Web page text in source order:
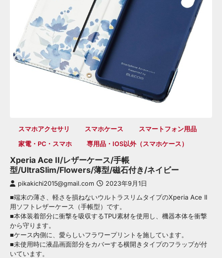
スマホアクセサリ スマホケース
スマートフォン用品
家電・PC・スマホ
専用品・iOS以外（スマホケース）
Xperia Ace II/レザーケース/手帳
型/UltraSlim/Flowers/薄型/磁石付き/ネイビー
pikakichi2015@gmail.com 2023年9月1日
■端末の薄さ、軽さを損ねないウルトラスリムタイプのXperia Ace II
用ソフトレザーケース（手帳型）です。
■本体装着部分に衝撃を吸収するTPU素材を使用し、機器本体を衝撃
から守ります。
■ケース内側に、愛らしいフラワープリントを施しています。
■未使用時に液晶画面部分をカバーする横開きタイプのフラップが付
いています。